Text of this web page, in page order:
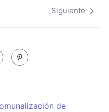
Siguiente
de